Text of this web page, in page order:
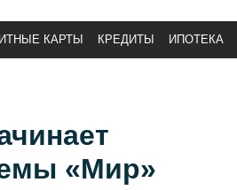
КАРТЫ КРЕДИТЫ ИПОТЕКА
«Мир»